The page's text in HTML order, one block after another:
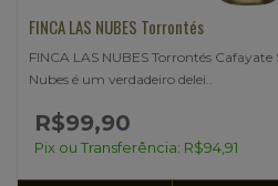
FINCA LAS NUBES Torrontés
FINCA LAS NUBES Torrontés
Nubes é um verdadeiro delei..
R$99,90
Pix ou Transferência: R$94,91